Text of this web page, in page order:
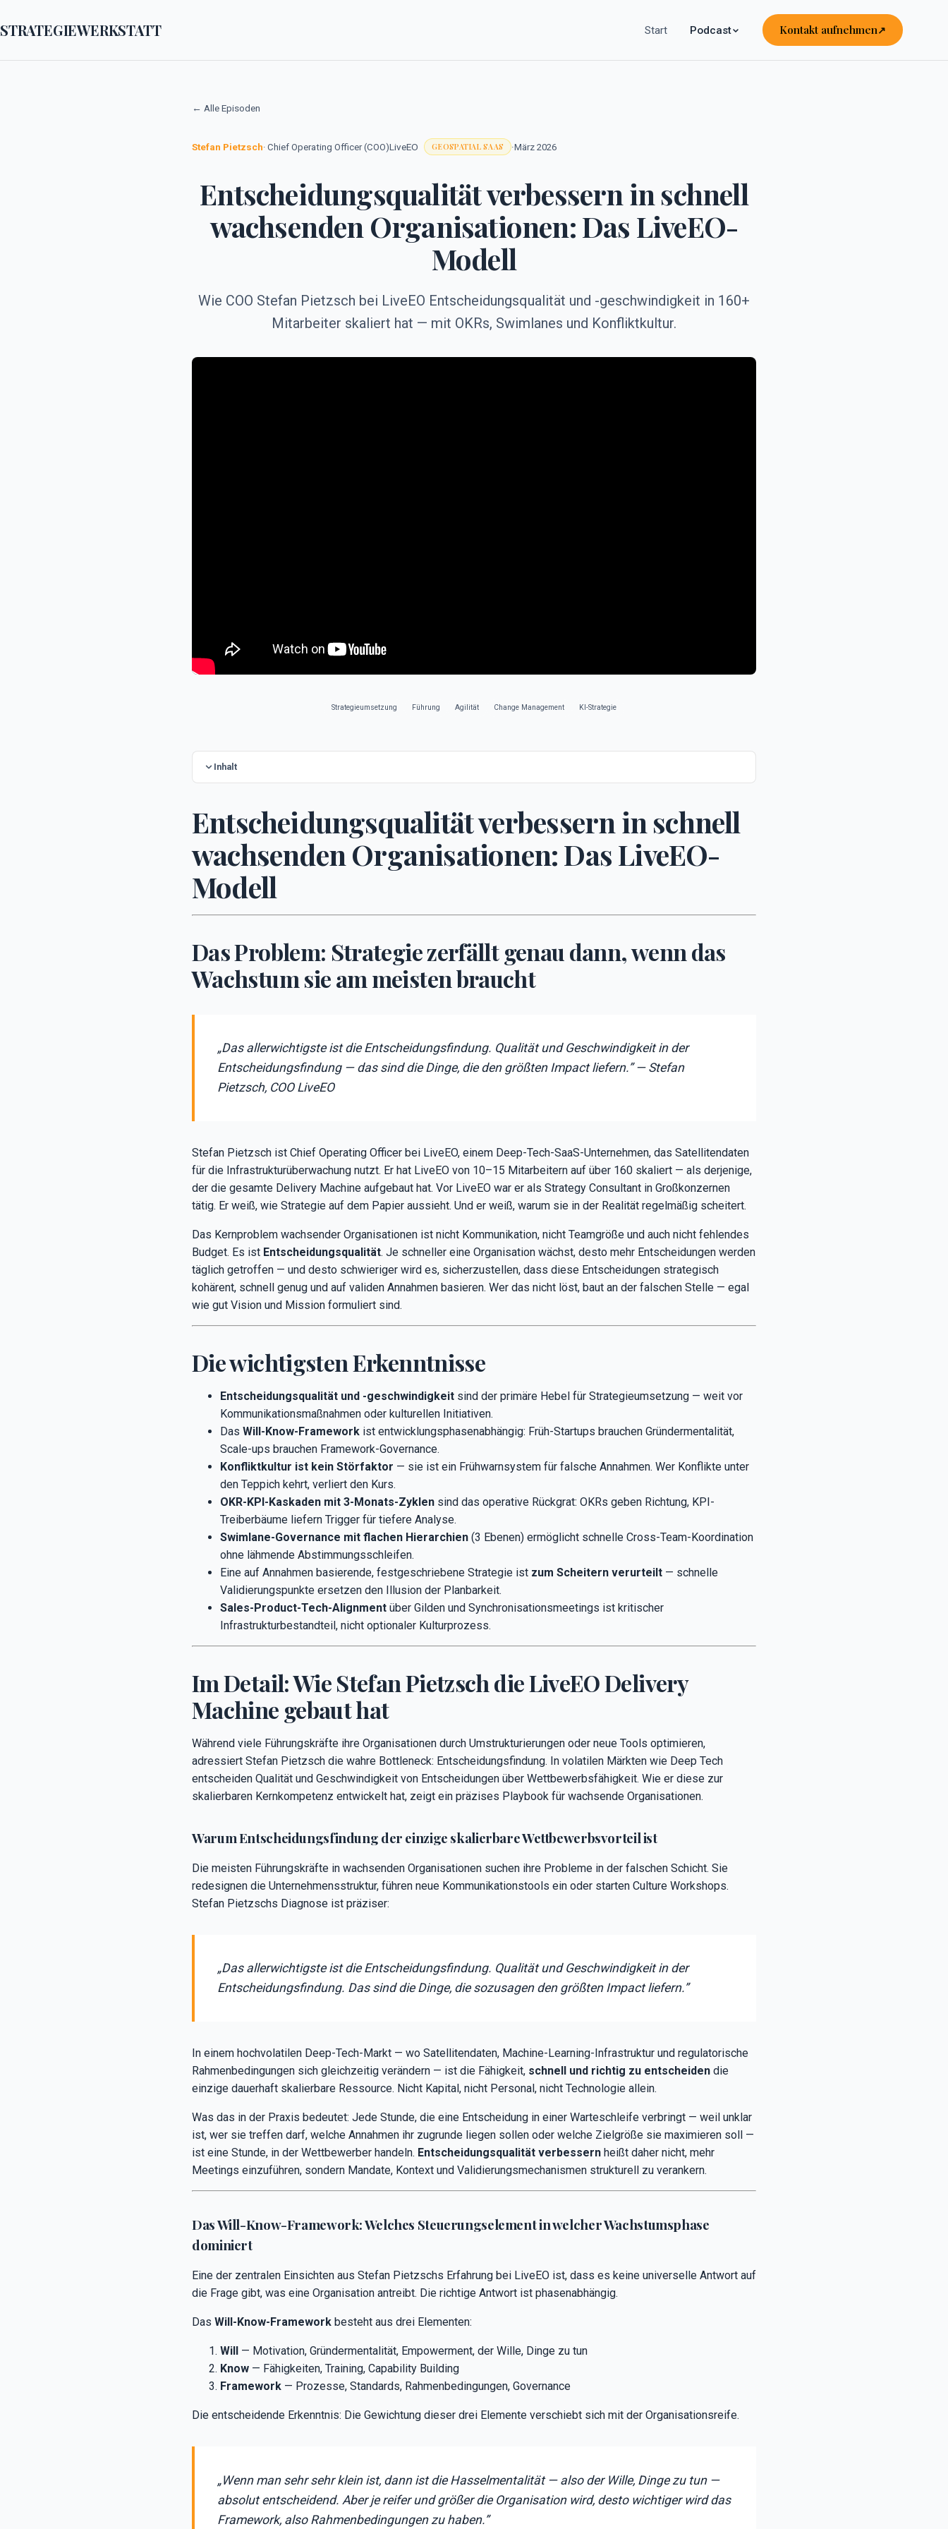
STRATEGIEWERKSTATT Start Podcast Kontakt aufnehmen
← Alle Episoden
Stefan Pietzsch· Chief Operating Officer (COO)LiveEO GEOSPATIAL SAAS ·März 2026
Entscheidungsqualität verbessern in schnell
wachsenden Organisationen: Das LiveEO-
Modell
Wie COO Stefan Pietzsch bei LiveEO Entscheidungsqualität und -geschwindigkeit in 160+
Mitarbeiter skaliert hat — mit OKRs, Swimlanes und Konfliktkultur.
Strategieumsetzung Führung Agilität Change Management KI-Strategie
Inhalt
Entscheidungsqualität verbessern in schnell
wachsenden Organisationen: Das LiveEO-
Modell
Das Problem: Strategie zerfällt genau dann, wenn das
Wachstum sie am meisten braucht
„Das allerwichtigste ist die Entscheidungsfindung. Qualität und Geschwindigkeit in der
Entscheidungsfindung — das sind die Dinge, die den größten Impact liefern.” — Stefan
Pietzsch, COO LiveEO
Stefan Pietzsch ist Chief Operating Officer bei LiveEO, einem Deep-Tech-SaaS-Unternehmen, das Satellitendaten
für die Infrastrukturüberwachung nutzt. Er hat LiveEO von 10–15 Mitarbeitern auf über 160 skaliert — als derjenige,
der die gesamte Delivery Machine aufgebaut hat. Vor LiveEO war er als Strategy Consultant in Großkonzernen
tätig. Er weiß, wie Strategie auf dem Papier aussieht. Und er weiß, warum sie in der Realität regelmäßig scheitert.
Das Kernproblem wachsender Organisationen ist nicht Kommunikation, nicht Teamgröße und auch nicht fehlendes
Budget. Es ist Entscheidungsqualität. Je schneller eine Organisation wächst, desto mehr Entscheidungen werden
täglich getroffen — und desto schwieriger wird es, sicherzustellen, dass diese Entscheidungen strategisch
kohärent, schnell genug und auf validen Annahmen basieren. Wer das nicht löst, baut an der falschen Stelle — egal
wie gut Vision und Mission formuliert sind.
Die wichtigsten Erkenntnisse
Entscheidungsqualität und -geschwindigkeit sind der primäre Hebel für Strategieumsetzung — weit vor
Kommunikationsmaßnahmen oder kulturellen Initiativen.
Das Will-Know-Framework ist entwicklungsphasenabhängig: Früh-Startups brauchen Gründermentalität,
Scale-ups brauchen Framework-Governance.
Konfliktkultur ist kein Störfaktor — sie ist ein Frühwarnsystem für falsche Annahmen. Wer Konflikte unter
den Teppich kehrt, verliert den Kurs.
OKR-KPI-Kaskaden mit 3-Monats-Zyklen sind das operative Rückgrat: OKRs geben Richtung, KPI-
Treiberbäume liefern Trigger für tiefere Analyse.
Swimlane-Governance mit flachen Hierarchien (3 Ebenen) ermöglicht schnelle Cross-Team-Koordination
ohne lähmende Abstimmungsschleifen.
Eine auf Annahmen basierende, festgeschriebene Strategie ist zum Scheitern verurteilt — schnelle
Validierungspunkte ersetzen den Illusion der Planbarkeit.
Sales-Product-Tech-Alignment über Gilden und Synchronisationsmeetings ist kritischer
Infrastrukturbestandteil, nicht optionaler Kulturprozess.
Im Detail: Wie Stefan Pietzsch die LiveEO Delivery
Machine gebaut hat
Während viele Führungskräfte ihre Organisationen durch Umstrukturierungen oder neue Tools optimieren,
adressiert Stefan Pietzsch die wahre Bottleneck: Entscheidungsfindung. In volatilen Märkten wie Deep Tech
entscheiden Qualität und Geschwindigkeit von Entscheidungen über Wettbewerbsfähigkeit. Wie er diese zur
skalierbaren Kernkompetenz entwickelt hat, zeigt ein präzises Playbook für wachsende Organisationen.
Warum Entscheidungsfindung der einzige skalierbare Wettbewerbsvorteil ist
Die meisten Führungskräfte in wachsenden Organisationen suchen ihre Probleme in der falschen Schicht. Sie
redesignen die Unternehmensstruktur, führen neue Kommunikationstools ein oder starten Culture Workshops.
Stefan Pietzschs Diagnose ist präziser:
„Das allerwichtigste ist die Entscheidungsfindung. Qualität und Geschwindigkeit in der
Entscheidungsfindung. Das sind die Dinge, die sozusagen den größten Impact liefern.”
In einem hochvolatilen Deep-Tech-Markt — wo Satellitendaten, Machine-Learning-Infrastruktur und regulatorische
Rahmenbedingungen sich gleichzeitig verändern — ist die Fähigkeit, schnell und richtig zu entscheiden die
einzige dauerhaft skalierbare Ressource. Nicht Kapital, nicht Personal, nicht Technologie allein.
Was das in der Praxis bedeutet: Jede Stunde, die eine Entscheidung in einer Warteschleife verbringt — weil unklar
ist, wer sie treffen darf, welche Annahmen ihr zugrunde liegen sollen oder welche Zielgröße sie maximieren soll —
ist eine Stunde, in der Wettbewerber handeln. Entscheidungsqualität verbessern heißt daher nicht, mehr
Meetings einzuführen, sondern Mandate, Kontext und Validierungsmechanismen strukturell zu verankern.
Das Will-Know-Framework: Welches Steuerungselement in welcher Wachstumsphase
dominiert
Eine der zentralen Einsichten aus Stefan Pietzschs Erfahrung bei LiveEO ist, dass es keine universelle Antwort auf
die Frage gibt, was eine Organisation antreibt. Die richtige Antwort ist phasenabhängig.
Das Will-Know-Framework besteht aus drei Elementen:
Will — Motivation, Gründermentalität, Empowerment, der Wille, Dinge zu tun
Know — Fähigkeiten, Training, Capability Building
Framework — Prozesse, Standards, Rahmenbedingungen, Governance
Die entscheidende Erkenntnis: Die Gewichtung dieser drei Elemente verschiebt sich mit der Organisationsreife.
„Wenn man sehr sehr klein ist, dann ist die Hasselmentalität — also der Wille, Dinge zu tun —
absolut entscheidend. Aber je reifer und größer die Organisation wird, desto wichtiger wird das
Framework, also Rahmenbedingungen zu haben.”